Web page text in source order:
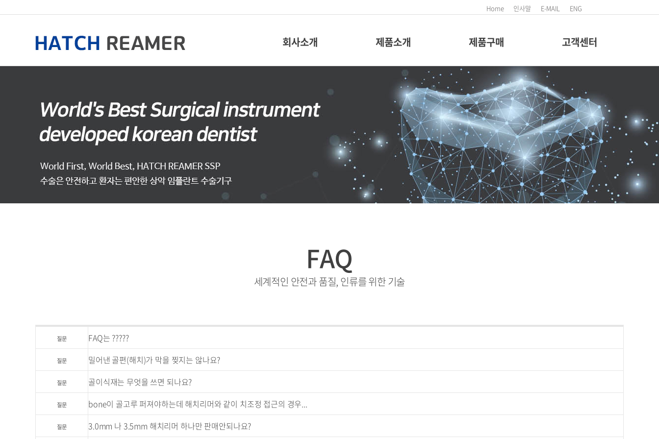
Home 인사말 E-MAIL ENG
회사소개 제품소개 제품구매 고객센터
FAQ
세계적인 안전과 품질, 인류를 위한 기술
질문 FAQ는 ?????
질문 밀어낸 골편(해치)가 막을 찢지는 않나요?
질문 골이식재는 무엇을 쓰면 되나요?
질문 bone이 골고루 퍼져야하는데 해치리머와 같이 치조정 접근의 경우...
질문 3.0mm 나 3.5mm 해치리머 하나만 판매안되나요?